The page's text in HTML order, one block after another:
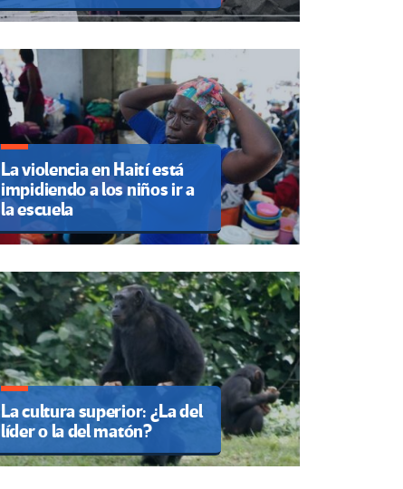
La violencia en Haití está
impidiendo a los niños ir a
la escuela
La cultura superior: ¿La del
líder o la del matón?